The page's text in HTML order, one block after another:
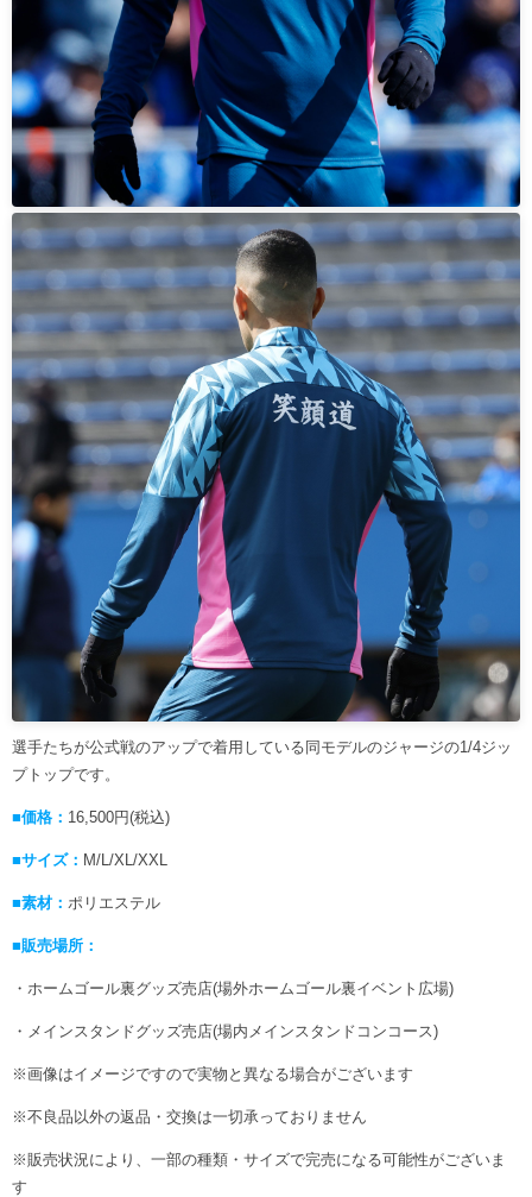
選手たちが公式戦のアップで着用している同モデルのジャージの1/4ジッ
プトップです。
■価格： 16,500円(税込)
■サイズ： M/L/XL/XXL
■素材： ポリエステル
■販売場所：
・ホームゴール裏グッズ売店(場外ホームゴール裏イベント広場)
・メインスタンドグッズ売店(場内メインスタンドコンコース)
※画像はイメージですので実物と異なる場合がございます
※不良品以外の返品・交換は一切承っておりません
※販売状況により、一部の種類・サイズで完売になる可能性がございま
す